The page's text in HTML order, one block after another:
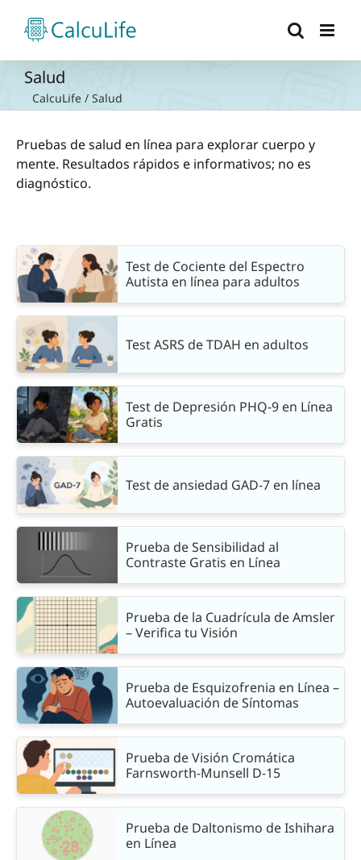
contenido
Salud
CalcuLife / Salud
Pruebas de salud en línea para explorar cuerpo y
mente. Resultados rápidos e informativos; no es
diagnóstico.
Test de Cociente del Espectro
Autista en línea para adultos
Test ASRS de TDAH en adultos
Test de Depresión PHQ-9 en Línea
Gratis
Test de ansiedad GAD-7 en línea
Prueba de Sensibilidad al
Contraste Gratis en Línea
Prueba de la Cuadrícula de Amsler
– Verifica tu Visión
Prueba de Esquizofrenia en Línea –
Autoevaluación de Síntomas
Prueba de Visión Cromática
Farnsworth-Munsell D-15
Prueba de Daltonismo de Ishihara
en Línea